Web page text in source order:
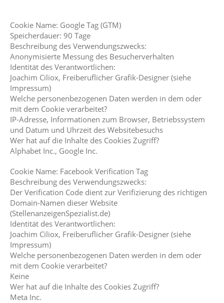
Cookie Name: Google Tag (GTM)
Speicherdauer: 90 Tage
Beschreibung des Verwendungszwecks:
Anonymisierte Messung des Besucherverhalten
Identität des Verantwortlichen:
Joachim Ciliox, Freiberuflicher Grafik-Designer (siehe
Impressum)
Welche personenbezogenen Daten werden in dem oder
mit dem Cookie verarbeitet?
IP-Adresse, Informationen zum Browser, Betriebssystem
und Datum und Uhrzeit des Websitebesuchs
Wer hat auf die Inhalte des Cookies Zugriff?
Alphabet Inc., Google Inc.
Cookie Name: Facebook Verification Tag
Beschreibung des Verwendungszwecks:
Der Verification Code dient zur Verifizierung des richtigen
Domain-Namen dieser Website
(StellenanzeigenSpezialist.de)
Identität des Verantwortlichen:
Joachim Ciliox, Freiberuflicher Grafik-Designer (siehe
Impressum)
Welche personenbezogenen Daten werden in dem oder
mit dem Cookie verarbeitet?
Keine
Wer hat auf die Inhalte des Cookies Zugriff?
Meta Inc.